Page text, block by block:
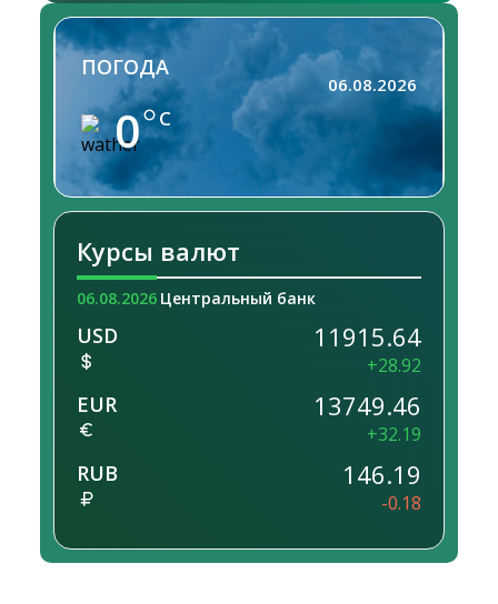
ПОГОДА
0 C
06.08.2026
Курсы валют
06.08.2026 Центральный банк
USD 11915.64
+28.92
EUR 13749.46
+32.19
RUB 146.19
-0.18